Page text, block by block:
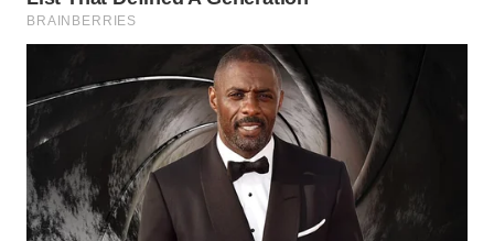
MASYARAKAT
KELISTRIKAN
WALINKI
ID